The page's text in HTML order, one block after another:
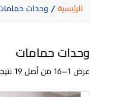
الرئيسية / وحدات
وحدات حمامات
عرض 1–16 من أصل 19 نتيجة